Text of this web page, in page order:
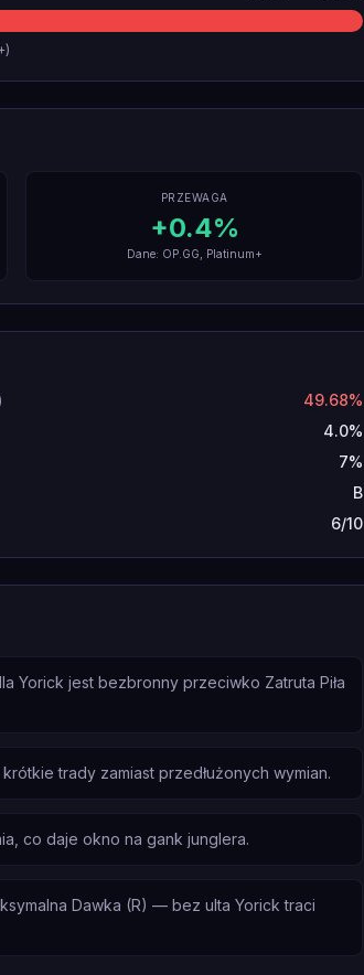
PRZEWAGA
+0.4%
Dane: OP.GG, Platinum+
49.68%
4.0%
7%
B
6/10
Yorick jest bezbronny przeciwko Zatruta Piła
trady zamiast przedłużonych wymian.
co daje okno na gank junglera.
Dawka (R) — bez ulta Yorick traci